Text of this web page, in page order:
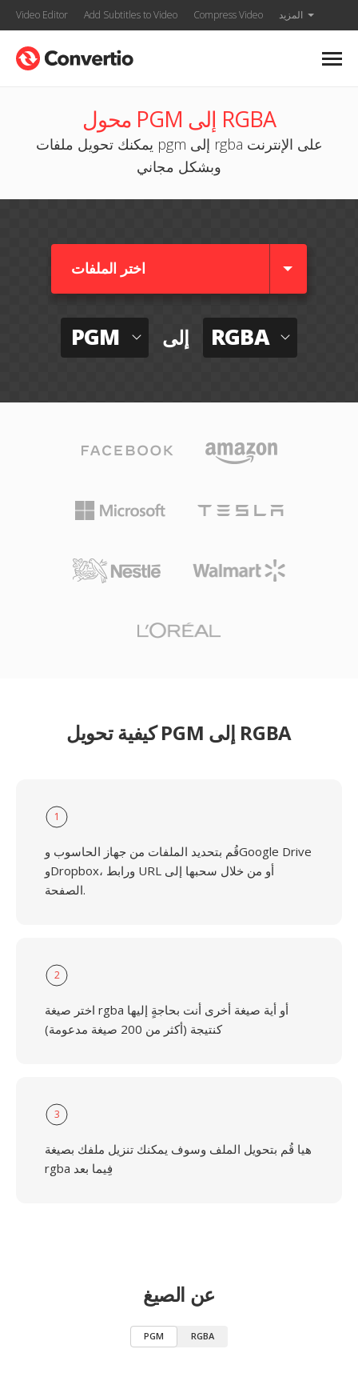
Video Editor Add Subtitles to Video Compress Video المزيد
محول PGM إلى RGBA
يمكنك تحويل ملفات pgm إلى rgba على الإنترنت
وبشكل مجاني
اختر الملفات
PGM إلى RGBA
كيفية تحويل PGM إلى RGBA
1
قُم بتحديد الملفات من جهاز الحاسوب وGoogle Drive
وDropbox، ورابط URL أو من خلال سحبها إلى
الصفحة.
2
اختر صيغة rgba أو أية صيغة أخرى أنت بحاجةٍ إليها
كنتيجة (أكثر من 200 صيغة مدعومة)
3
هيا قُم بتحويل الملف وسوف يمكنك تنزيل ملفك بصيغة
rgba فِيما بعد
عن الصيغ
PGM RGBA